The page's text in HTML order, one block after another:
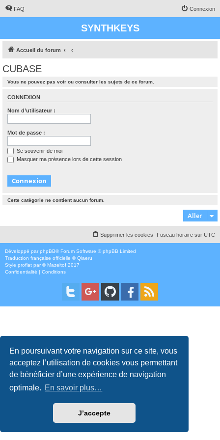
En poursuivant votre navigation sur ce site, vous
acceptez l’utilisation de cookies vous permettant
de bénéficier d’une expérience de navigation
optimale. En savoir plus…
J’accepte
FAQ Connexion
SYNTHKEYS
Accueil du forum
CUBASE
Vous ne pouvez pas voir ou consulter les sujets de ce forum.
CONNEXION
Nom d’utilisateur :
Mot de passe :
Se souvenir de moi
Masquer ma présence lors de cette session
Cette catégorie ne contient aucun forum.
Aller
Fuseau horaire sur UTC
Supprimer les cookies
Développé par phpBB® Forum Software © phpBB Limited
Traduction française officielle ©Qiaeru
Style proflat par ©Mazeltof 2017
Confidentialité | Conditions